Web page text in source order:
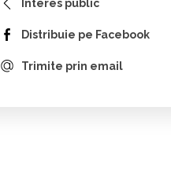
Interes public
Distribuie pe Facebook
Trimite prin email